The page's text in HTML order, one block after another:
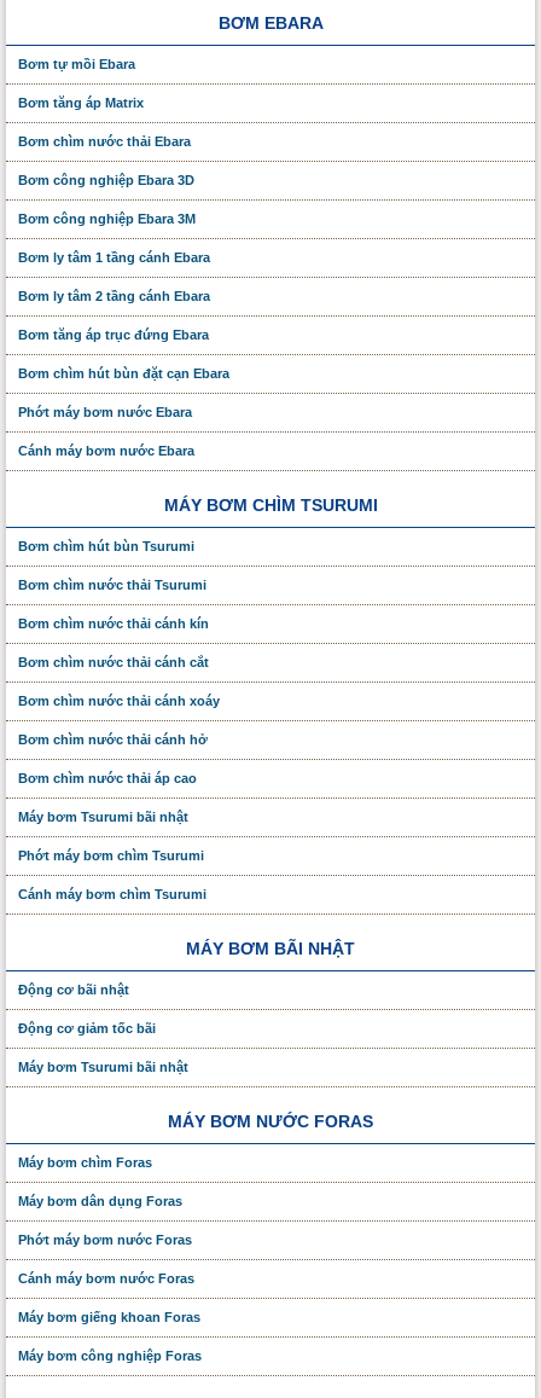
BƠM EBARA
Bơm tự mồi Ebara
Bơm tăng áp Matrix
Bơm chìm nước thải Ebara
Bơm công nghiệp Ebara 3D
Bơm công nghiệp Ebara 3M
Bơm ly tâm 1 tầng cánh Ebara
Bơm ly tâm 2 tầng cánh Ebara
Bơm tăng áp trục đứng Ebara
Bơm chìm hút bùn đặt cạn Ebara
Phớt máy bơm nước Ebara
Cánh máy bơm nước Ebara
MÁY BƠM CHÌM TSURUMI
Bơm chìm hút bùn Tsurumi
Bơm chìm nước thải Tsurumi
Bơm chìm nước thải cánh kín
Bơm chìm nước thải cánh cắt
Bơm chìm nước thải cánh xoáy
Bơm chìm nước thải cánh hở
Bơm chìm nước thải áp cao
Máy bơm Tsurumi bãi nhật
Phớt máy bơm chìm Tsurumi
Cánh máy bơm chìm Tsurumi
MÁY BƠM BÃI NHẬT
Động cơ bãi nhật
Động cơ giảm tốc bãi
Máy bơm Tsurumi bãi nhật
MÁY BƠM NƯỚC FORAS
Máy bơm chìm Foras
Máy bơm dân dụng Foras
Phớt máy bơm nước Foras
Cánh máy bơm nước Foras
Máy bơm giếng khoan Foras
Máy bơm công nghiệp Foras